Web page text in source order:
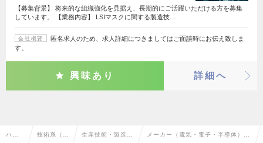
【募集背景】 将来的な組織強化を見据え、長期的にご活躍いただける方を募集
しています。 【業務内容】 LSIマスクに関する製造技…
会社概要
匿名求人のため、求人詳細につきましてはご面談時にお伝え致しま
す。
興味あり 詳細へ
ハイ 技術系（機 生産技術・製造技 メーカー（電気・電子・半導体）の